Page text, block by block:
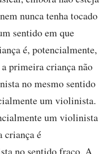
nunca tenha tocado
sentido em que
é, potencialmente,
primeira criança não
no mesmo sentido
um violinista.
um violinista
criança é